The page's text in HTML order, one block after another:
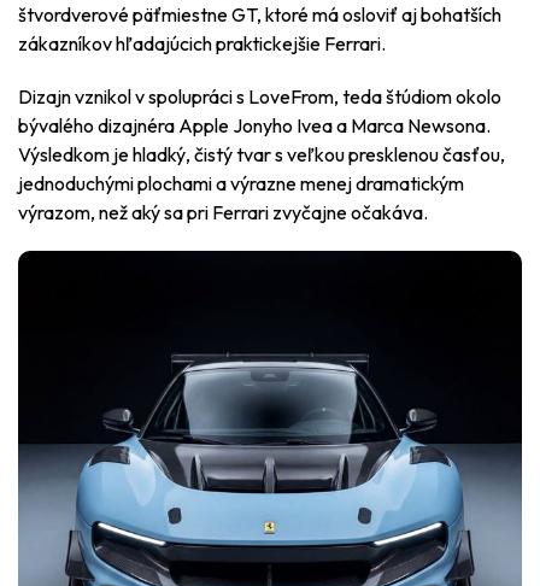
štvordverové päťmiestne GT, ktoré má osloviť aj bohatších
zákazníkov hľadajúcich praktickejšie Ferrari.
Dizajn vznikol v spolupráci s LoveFrom, teda štúdiom okolo
bývalého dizajnéra Apple Jonyho Ivea a Marca Newsona.
Výsledkom je hladký, čistý tvar s veľkou presklenou časťou,
jednoduchými plochami a výrazne menej dramatickým
výrazom, než aký sa pri Ferrari zvyčajne očakáva.